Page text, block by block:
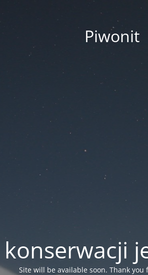
Piwonit
Site will be available soon. Thank you